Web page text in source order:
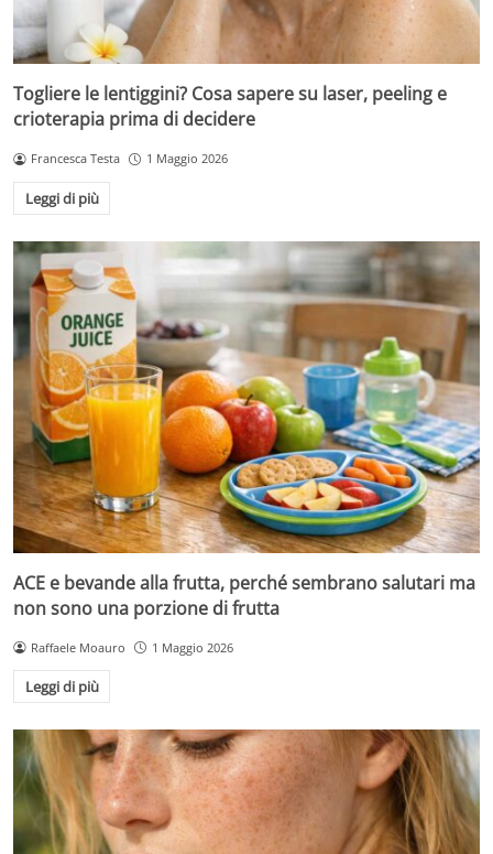
Togliere le lentiggini? Cosa sapere su laser, peeling e
crioterapia prima di decidere
Francesca Testa 1 Maggio 2026
Leggi di più
ACE e bevande alla frutta, perché sembrano salutari ma
non sono una porzione di frutta
Raffaele Moauro 1 Maggio 2026
Leggi di più